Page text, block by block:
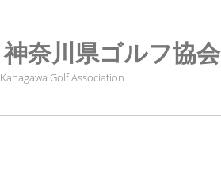
神奈川県ゴルフ協会
Kanagawa Golf Association